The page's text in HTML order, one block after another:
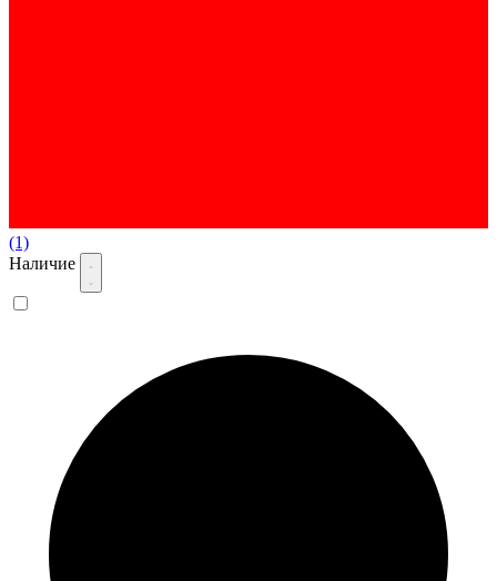
(1)
Наличие